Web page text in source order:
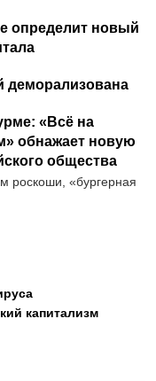
определит новый
деморализована
«Всё на
обнажает новую
общества
роскоши, «бургерная
капитализм